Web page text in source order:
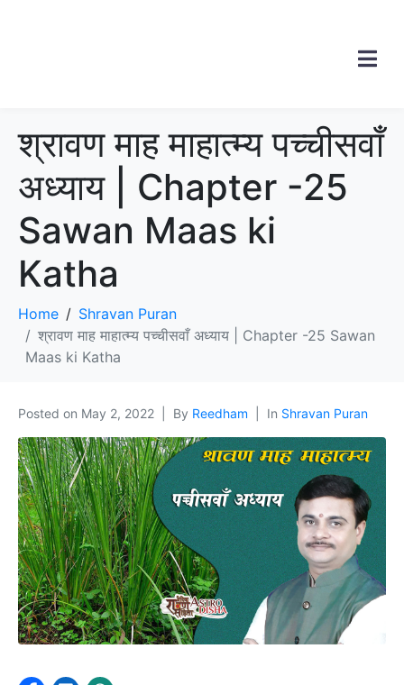
श्रावण माह माहात्म्य पच्चीसवाँ
अध्याय | Chapter -25
Sawan Maas ki
Katha
Home
Shravan Puran
श्रावण माह माहात्म्य पच्चीसवाँ अध्याय | Chapter -25 Sawan
Maas ki Katha
Posted on May 2, 2022 By Reedham In Shravan Puran